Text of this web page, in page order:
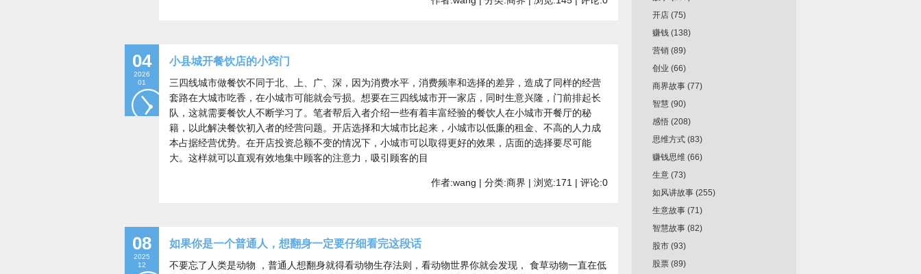
04
2026
01
小县城开餐饮店的小窍门
三四线城市做餐饮不同于北、上、广、深，因为消费水平，消费频率和选择的差异，造成了同样的经营
套路在大城市吃香，在小城市可能就会亏损。想要在三四线城市开一家店，同时生意兴隆，门前排起长
队，这就需要餐饮人不断学习了。笔者帮后入者介绍一些有着丰富经验的餐饮人在小城市开餐厅的秘
籍，以此解决餐饮初入者的经营问题。开店选择和大城市比起来，小城市以低廉的租金、不高的人力成
本占据经营优势。在开店投资总额不变的情况下，小城市可以取得更好的效果，店面的选择要尽可能
大。这样就可以直观有效地集中顾客的注意力，吸引顾客的目
作者:wang | 分类:商界 | 浏览:171 | 评论:0
08
2025
12
如果你是一个普通人，想翻身一定要仔细看完这段话
不要忘了人类是动物 ，普通人想翻身就得看动物生存法则，看动物世界你就会发现， 食草动物一直在低
开店 (75)
赚钱 (138)
营销 (89)
创业 (66)
商界故事 (77)
智慧 (90)
感悟 (208)
思维方式 (83)
赚钱思维 (66)
生意 (73)
如风讲故事 (255)
生意故事 (71)
智慧故事 (82)
股市 (93)
股票 (89)